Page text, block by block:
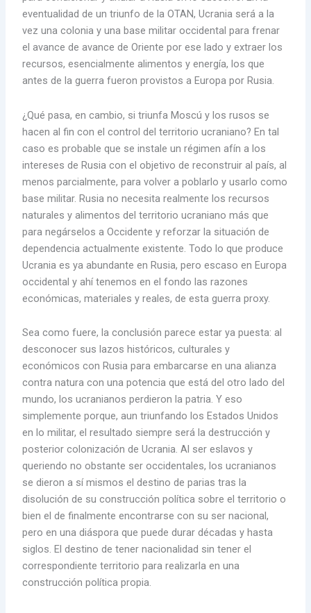
eventualidad de un triunfo de la OTAN, Ucrania será a la
vez una colonia y una base militar occidental para frenar
el avance de avance de Oriente por ese lado y extraer los
recursos, esencialmente alimentos y energía, los que
antes de la guerra fueron provistos a Europa por Rusia.
¿Qué pasa, en cambio, si triunfa Moscú y los rusos se
hacen al fin con el control del territorio ucraniano? En tal
caso es probable que se instale un régimen afín a los
intereses de Rusia con el objetivo de reconstruir al país, al
menos parcialmente, para volver a poblarlo y usarlo como
base militar. Rusia no necesita realmente los recursos
naturales y alimentos del territorio ucraniano más que
para negárselos a Occidente y reforzar la situación de
dependencia actualmente existente. Todo lo que produce
Ucrania es ya abundante en Rusia, pero escaso en Europa
occidental y ahí tenemos en el fondo las razones
económicas, materiales y reales, de esta guerra proxy.
Sea como fuere, la conclusión parece estar ya puesta: al
desconocer sus lazos históricos, culturales y
económicos con Rusia para embarcarse en una alianza
contra natura con una potencia que está del otro lado del
mundo, los ucranianos perdieron la patria. Y eso
simplemente porque, aun triunfando los Estados Unidos
en lo militar, el resultado siempre será la destrucción y
posterior colonización de Ucrania. Al ser eslavos y
queriendo no obstante ser occidentales, los ucranianos
se dieron a sí mismos el destino de parias tras la
disolución de su construcción política sobre el territorio o
bien el de finalmente encontrarse con su ser nacional,
pero en una diáspora que puede durar décadas y hasta
siglos. El destino de tener nacionalidad sin tener el
correspondiente territorio para realizarla en una
construcción política propia.